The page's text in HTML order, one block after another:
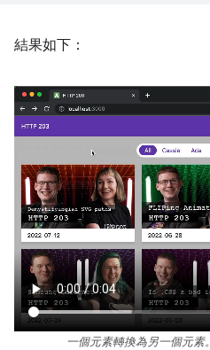
結果如下：
一個元素轉換為另一個元素。